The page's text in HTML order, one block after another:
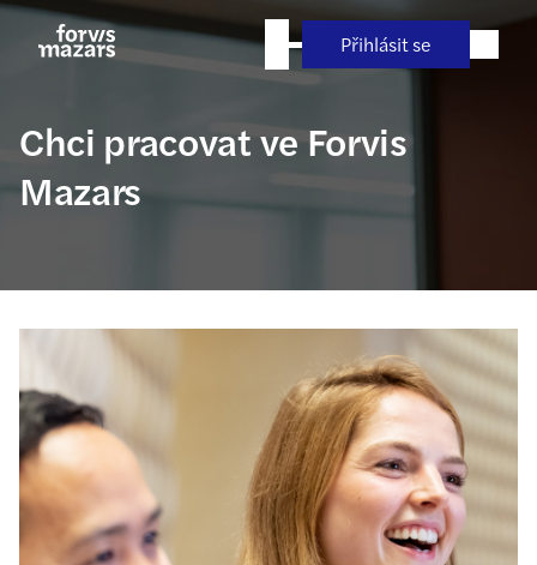
Přejít
Přihlásit se
Chci pracovat ve Forvis
Mazars